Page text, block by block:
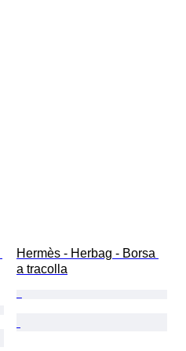
Hermès - Herbag - Borsa
a tracolla